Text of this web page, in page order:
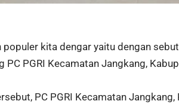
kita dengar yaitu dengan
PGRI Kecamatan Jangkang,
PC PGRI Kecamatan